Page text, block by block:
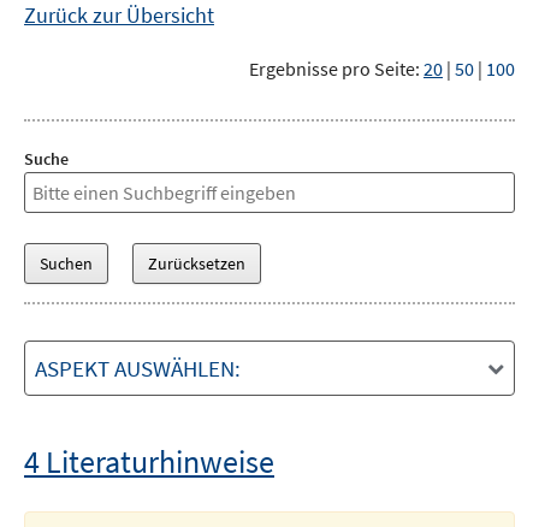
Zurück zur Übersicht
Ergebnisse pro Seite: 20 | 50 | 100
Suche
ASPEKT AUSWÄHLEN:
4 Literaturhinweise